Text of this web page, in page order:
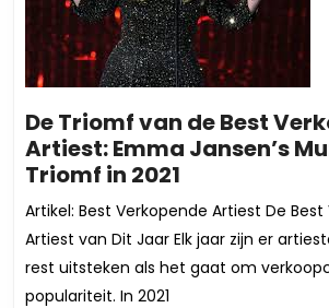
De Triomf van de Best
Artiest: Emma Jansen’s
Triomf in 2021
Triomf
van
de
Best
Artikel: Best Verkopende Artiest De
Artiest van Dit Jaar Elk jaar zijn er
rest uitsteken als het gaat om
populariteit. In 2021